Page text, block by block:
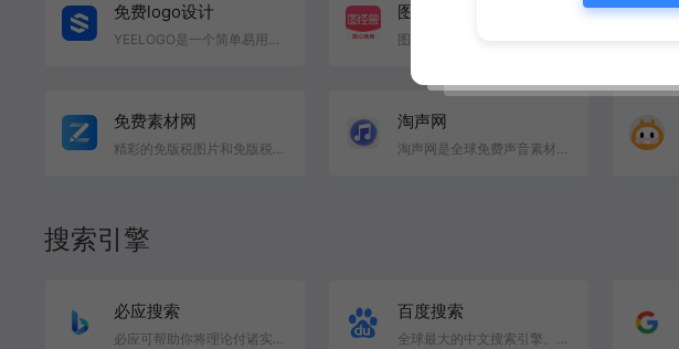
免费logo设计
YEELOGO是一个简单易用的免费logo在线制作平台，只需两分钟，就可以设计精美的LOGO，拥有海量模版，用最简…
图怪兽
免费素材网
精彩的免版税图片和免版税库存. Pixabay拥有超过5.5百万张优质图片和视频素材，让你轻松应对各种设计场景.…
淘声网
淘声网是全球免费声音素材聚合平台,独创toSound“吐司”声音搜索引擎,搭配AudioDown智能下载方案,游戏音效,…
搜索引擎
必应搜索
必应可帮助你将理论付诸实践，使得搜索更加方便快捷，从而达到事半功倍的效果。
百度搜索
全球最大的中文搜索引擎、致力于让网民更便捷地获取信息，找到所求。百度超过千亿的中文网页数据库，可以…